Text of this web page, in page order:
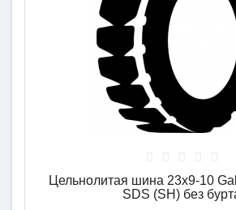
Цельнолитая шина 23x9-10
SDS (SH) без